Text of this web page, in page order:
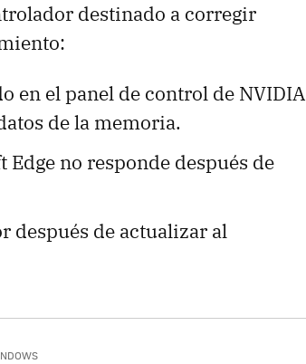
destinado a corregir
en el panel de control de NVIDIA
de la memoria.
no responde después de
después de actualizar al